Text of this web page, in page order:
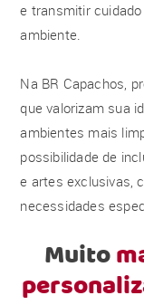
e transmitir
ambiente.
Na BR Capachos,
que valorizam sua
ambientes mais
possibilidade de
e artes exclusivas,
necessidades
Muito